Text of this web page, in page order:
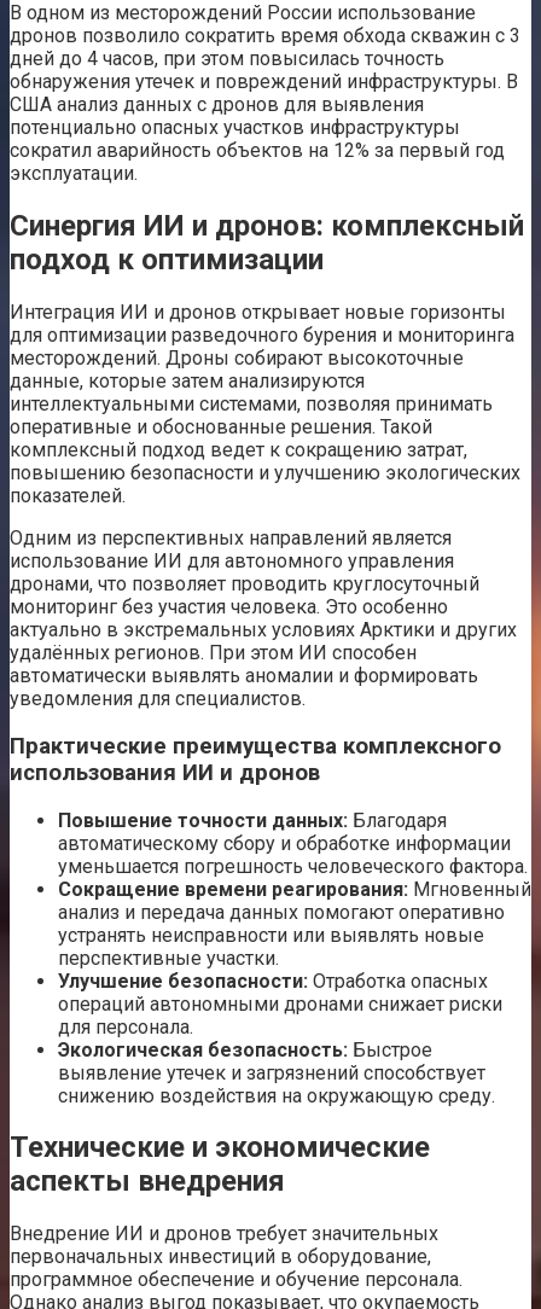
В одном из месторождений России использование
дронов позволило сократить время обхода скважин с 3
дней до 4 часов, при этом повысилась точность
обнаружения утечек и повреждений инфраструктуры. В
США анализ данных с дронов для выявления
потенциально опасных участков инфраструктуры
сократил аварийность объектов на 12% за первый год
эксплуатации.
Синергия ИИ и дронов: комплексный
подход к оптимизации
Интеграция ИИ и дронов открывает новые горизонты
для оптимизации разведочного бурения и мониторинга
месторождений. Дроны собирают высокоточные
данные, которые затем анализируются
интеллектуальными системами, позволяя принимать
оперативные и обоснованные решения. Такой
комплексный подход ведет к сокращению затрат,
повышению безопасности и улучшению экологических
показателей.
Одним из перспективных направлений является
использование ИИ для автономного управления
дронами, что позволяет проводить круглосуточный
мониторинг без участия человека. Это особенно
актуально в экстремальных условиях Арктики и других
удалённых регионов. При этом ИИ способен
автоматически выявлять аномалии и формировать
уведомления для специалистов.
Практические преимущества комплексного
использования ИИ и дронов
Повышение точности данных: Благодаря
автоматическому сбору и обработке информации
уменьшается погрешность человеческого фактора.
Сокращение времени реагирования: Мгновенный
анализ и передача данных помогают оперативно
устранять неисправности или выявлять новые
перспективные участки.
Улучшение безопасности: Отработка опасных
операций автономными дронами снижает риски
для персонала.
Экологическая безопасность: Быстрое
выявление утечек и загрязнений способствует
снижению воздействия на окружающую среду.
Технические и экономические
аспекты внедрения
Внедрение ИИ и дронов требует значительных
первоначальных инвестиций в оборудование,
программное обеспечение и обучение персонала.
Однако анализ выгод показывает, что окупаемость